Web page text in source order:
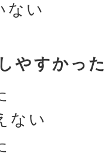
ない
やすかっ
ない